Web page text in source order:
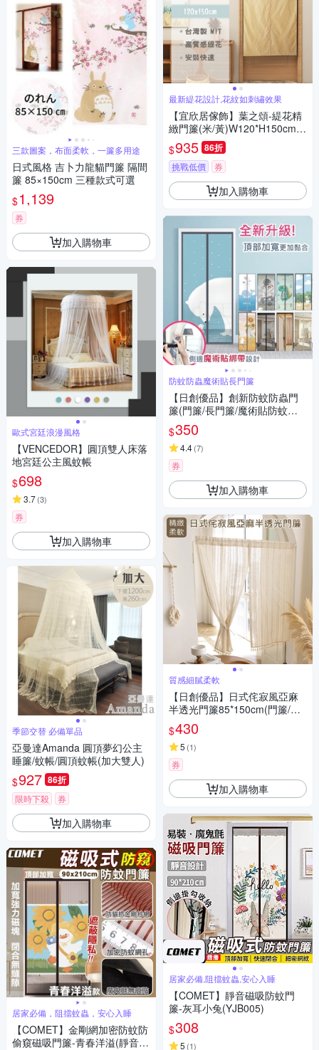
三款圖案，布面柔軟，一簾多用途
日式風格 吉卜力龍貓門簾 隔間
簾 85×150cm 三種款式可選
$1,139
券
加入購物車
歐式宮廷浪漫風格
【VENCEDOR】圓頂雙人床落
地宮廷公主風蚊帳
$698
3.7(3)
券
加入購物車
季節交替 必備單品
亞曼達Amanda 圓頂夢幻公主
睡簾/蚊帳/圓頂蚊帳(加大雙人)
$927 86折
限時下殺 券
加入購物車
居家必備，阻擋蚊蟲，安心入睡
【COMET】金剛網加密防蚊防
偷窺磁吸門簾-青春洋溢(靜音門
最新緹花設計,花紋如刺繡效果
【宜欣居傢飾】葉之頌-緹花精
緻門簾(米/黃)W120*H150cm/
隔間簾/風水簾/掛簾/玄關簾/台
灣製MIT
$935 86折
挑戰低價 券
加入購物車
防蚊防蟲魔術貼長門簾
【日創優品】創新防蚊防蟲門
簾(門簾/長門簾/魔術貼防蚊蟲
門簾)
$350
4.4(7)
券
加入購物車
質感細膩柔軟
【日創優品】日式侘寂風亞麻
半透光門簾85*150cm(門簾/風
水簾/窗簾/窗紗/隔斷簾/咖啡簾/
長門簾)
$430
5 (1)
券
加入購物車
居家必備,阻擋蚊蟲,安心入睡
【COMET】靜音磁吸防蚊門
簾-灰耳小兔(YJB005)
$308
5 (1)